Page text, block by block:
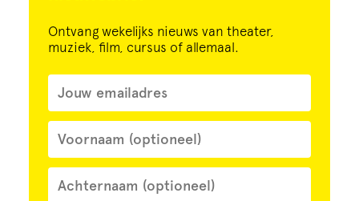
ECI Cultuurcafé
Over ons
Contact
Steun ons
Ontvang wekelijks nieuws van theater,
muziek, film, cursus of allemaal.